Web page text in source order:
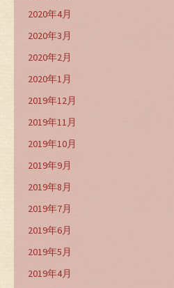
2020年4月
2020年3月
2020年2月
2020年1月
2019年12月
2019年11月
2019年10月
2019年9月
2019年8月
2019年7月
2019年6月
2019年5月
2019年4月